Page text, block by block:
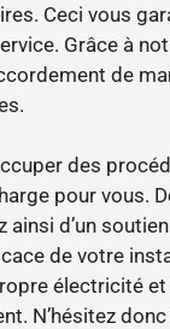
Ceci vous
Grâce à
de
des
pour vous.
d’un
de votre
électricité et
N’hésitez